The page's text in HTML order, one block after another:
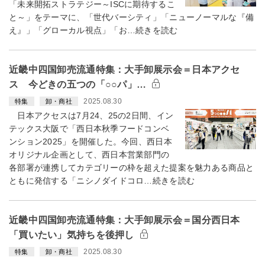
「未来開拓ストラテジー～ISCに期待するこ
と～」をテーマに、「世代バーシティ」「ニューノーマルな『備
え』」「グローカル視点」「お…続きを読む
近畿中四国卸売流通特集：大手卸展示会＝日本アクセ
ス 今どきの五つの「○○パ」…
特集 卸・商社 2025.08.30
日本アクセスは7月24、25の2日間、イン
テックス大阪で「西日本秋季フードコンベ
ンション2025」を開催した。今回、西日本
オリジナル企画として、西日本営業部門の
各部署が連携してカテゴリーの枠を超えた提案を魅力ある商品と
ともに発信する「ニシノダイドコロ…続きを読む
近畿中四国卸売流通特集：大手卸展示会＝国分西日本
「買いたい」気持ちを後押し
特集 卸・商社 2025.08.30